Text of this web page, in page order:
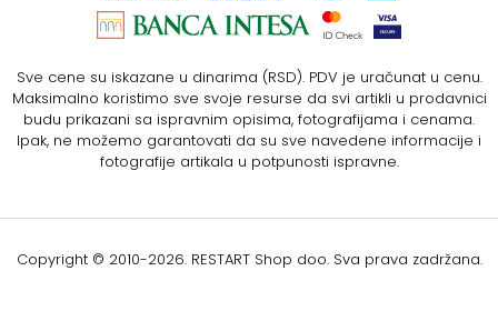
Sve cene su iskazane u dinarima (RSD). PDV je uračunat u cenu.
Maksimalno koristimo sve svoje resurse da svi artikli u prodavnici
budu prikazani sa ispravnim opisima, fotografijama i cenama.
Ipak, ne možemo garantovati da su sve navedene informacije i
fotografije artikala u potpunosti ispravne.
Copyright © 2010-2026. RESTART Shop doo. Sva prava zadržana.